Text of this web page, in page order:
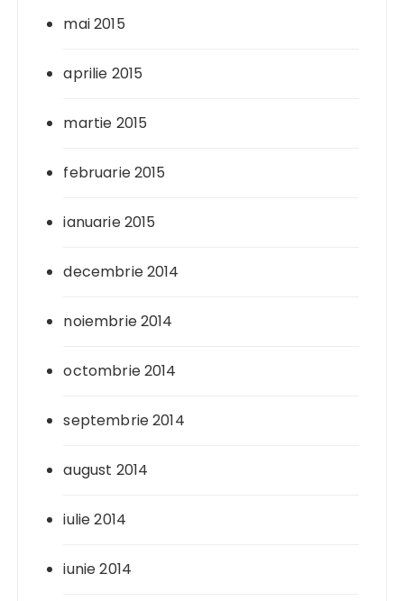
mai 2015
aprilie 2015
martie 2015
februarie 2015
ianuarie 2015
decembrie 2014
noiembrie 2014
octombrie 2014
septembrie 2014
august 2014
iulie 2014
iunie 2014